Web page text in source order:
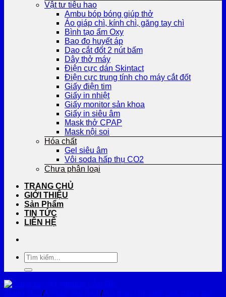
Vật tư tiêu hao
Ambu bóp bóng giúp thở
Áo giáp chì, kính chì, găng tay chì
Bình tạo ẩm Oxy
Bao đo huyết áp
Dao cắt đốt 2 nút bấm
Dây thở máy
Điện cực dán Skintact
Điện cực trung tính cho máy cắt đốt
Giấy điện tim
Giấy in nhiệt
Giấy monitor sản khoa
Giấy in siêu âm
Mask thở CPAP
Mask nội soi
Hóa chất
Gel siêu âm
Vôi soda hấp thụ CO2
Chưa phân loại
TRANG CHỦ
GIỚI THIỆU
Sản Phẩm
TIN TỨC
LIÊN HỆ
Tìm
kiếm:
Trang chủ / Vật tư tiêu hao / Áo giáp chì, kính chì, găng tay